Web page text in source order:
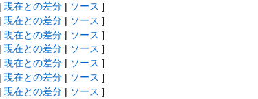
現在との差分| ソース ]
現在との差分| ソース ]
現在との差分| ソース ]
現在との差分| ソース ]
現在との差分| ソース ]
現在との差分| ソース ]
現在との差分| ソース ]